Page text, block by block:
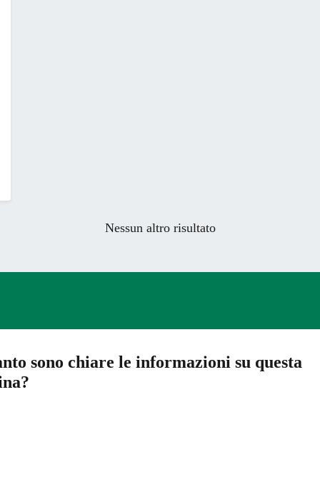
Nessun altro risultato
sono chiare le informazioni su questa
5 stelle su 5
4 stelle su 5
3 stelle su 5